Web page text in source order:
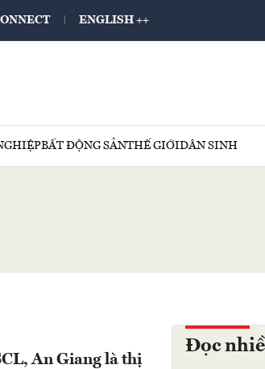
ENGLISH ++
BẤT ĐỘNG SẢNTHẾ GIỚIDÂN SINH
An Giang là thị
Đọc